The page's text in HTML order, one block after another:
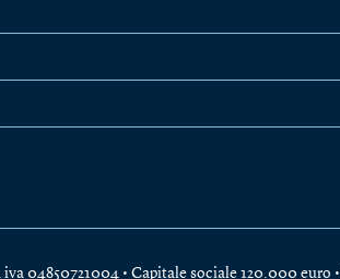
04850721004 • Capitale sociale 120.000 euro •